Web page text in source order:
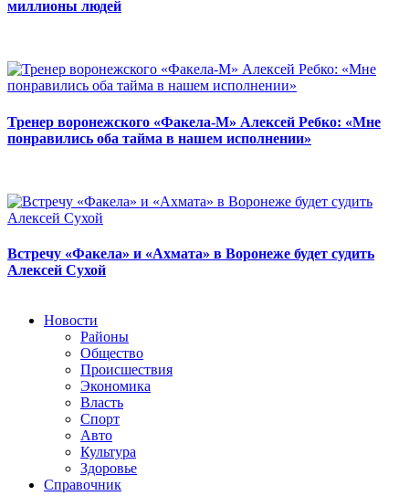
миллионы людей
Тренер воронежского «Факела-М» Алексей Ребко: «Мне
понравились оба тайма в нашем исполнении»
Встречу «Факела» и «Ахмата» в Воронеже будет судить
Алексей Сухой
Новости
Районы
Общество
Происшествия
Экономика
Власть
Спорт
Авто
Культура
Здоровье
Справочник